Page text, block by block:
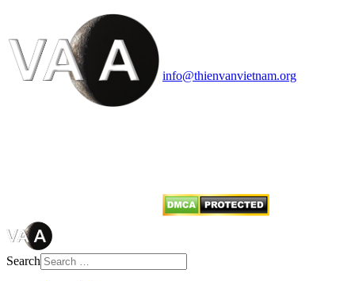
info@thienvanvietnam.org
Search